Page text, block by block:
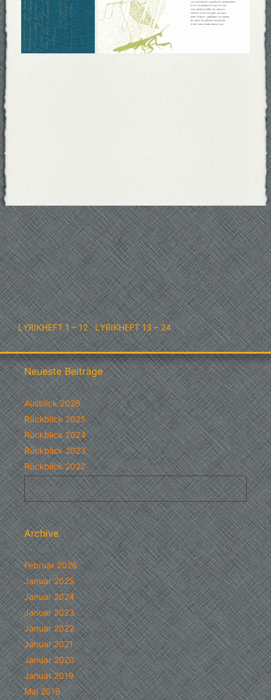
LYRIKHEFT 1 – 12·LYRIKHEFT 13 – 24
Neueste Beiträge
Ausblick 2026
Rückblick 2025
Rückblick 2024
Rückblick 2023
Rückblick 2022
Suche
nach:
Archive
Februar 2026
Januar 2025
Januar 2024
Januar 2023
Januar 2022
Januar 2021
Januar 2020
Januar 2019
Mai 2016